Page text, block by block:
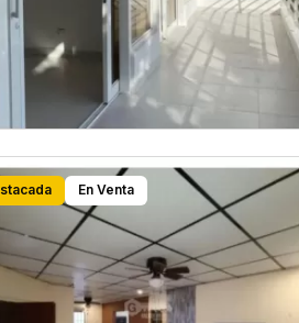
En Venta